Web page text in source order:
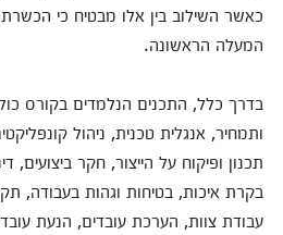
כאשר השילוב בין אלו מבטיח כי
המעלה הראשונה.
בדרך כלל, התכנים הנלמדים בקורס
ותמחיר, אנגלית טכנית, ניהול
תכנון ופיקוח על הייצור, חקר ביצועים,
בקרת איכות, בטיחות וגהות בעבודה,
עבודת צוות, הערכת עובדים, הנעת